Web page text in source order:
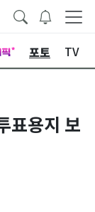
포토 TV
표용지 보